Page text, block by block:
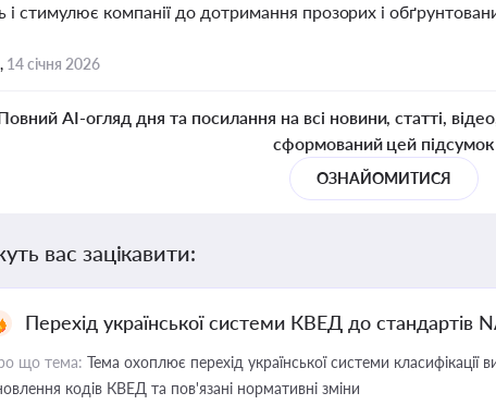
і стимулює компанії до дотримання прозорих і
14 січня 2026
AI-огляд дня та посилання на всі новини, статті,
сформований цей підсумок
ОЗНАЙОМИТИСЯ
вас зацікавити:
Перехід української системи КВЕД до стандартів
що тема: Тема охоплює перехід української системи класифікації
кодів КВЕД та пов'язані нормативні зміни